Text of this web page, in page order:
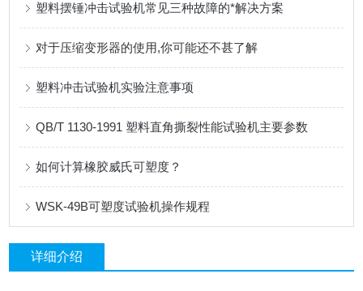
塑料摆锤冲击试验机常见三种故障的*解决方案
对于压缩变形器的使用,你可能还不甚了解
塑料冲击试验机实验注意事项
QB/T 1130-1991 塑料直角撕裂性能试验机主要参数
如何计算橡胶威氏可塑度？
WSK-49B可塑度试验机操作规程
详细介绍